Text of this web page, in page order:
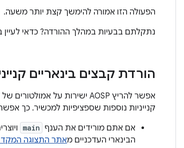
הפעולה הזו אמורה להימשך קצת יותר משעה.
נתקלתם בבעיות במהלך ההורדה? כדאי
הורדת קבצים בינאריים
קנייניות נוספות שספציפיות למכשיר. כך
אם אתם מורידים את הענף main
הבינארי העדכניים מאתר התצוגה